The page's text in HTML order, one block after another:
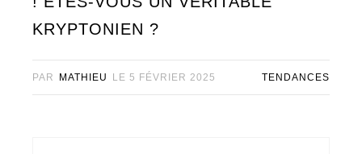
KRYPTONIEN ?
PAR MATHIEU LE 5 FÉVRIER 2025 TENDANCES